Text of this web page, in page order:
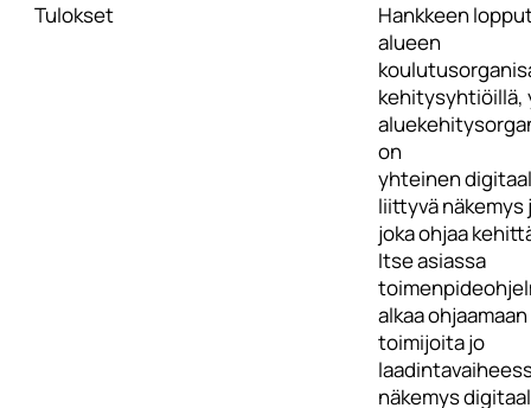
Tulokset
Hankkeen
alueen
kehitysyhtiöillä,
on
yhteinen
liittyvä
joka ohjaa
Itse asiassa
alkaa
toimijoita jo
näkemys